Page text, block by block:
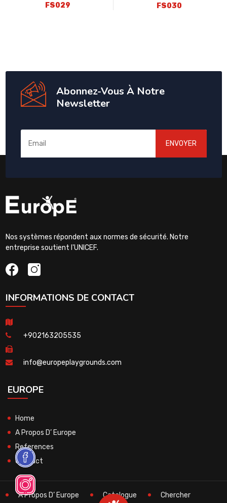
FS029 FS030
Abonnez-Vous À Notre
Newsletter
ENVOYER
Nos systèmes répondent aux normes de sécurité. Notre
entreprise soutient l'UNICEF.
INFORMATIONS DE CONTACT
+902163205535
info@europeplaygrounds.com
EUROPE
Home
A Propos D’ Europe
References
Contact
A Propos D’ Europe Catalogue Chercher